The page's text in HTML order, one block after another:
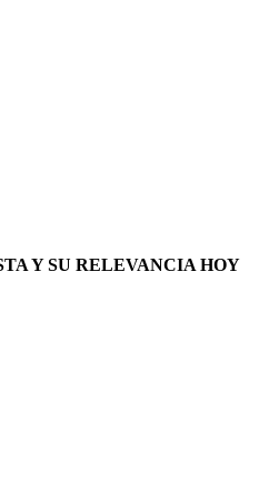
Y SU RELEVANCIA HOY